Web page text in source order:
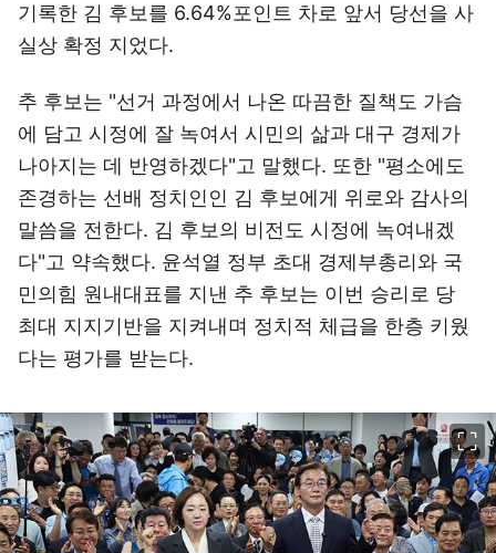
기록한 김 후보를 6.64%포인트 차로 앞서 당선을 사
실상 확정 지었다.
추 후보는 "선거 과정에서 나온 따끔한 질책도 가슴
에 담고 시정에 잘 녹여서 시민의 삶과 대구 경제가
나아지는 데 반영하겠다"고 말했다. 또한 "평소에도
존경하는 선배 정치인인 김 후보에게 위로와 감사의
말씀을 전한다. 김 후보의 비전도 시정에 녹여내겠
다"고 약속했다. 윤석열 정부 초대 경제부총리와 국
민의힘 원내대표를 지낸 추 후보는 이번 승리로 당
최대 지지기반을 지켜내며 정치적 체급을 한층 키웠
다는 평가를 받는다.